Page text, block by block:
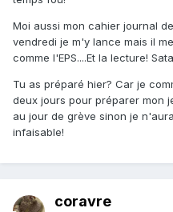
Moi aussi mon cahier journal
vendredi je m'y lance mais il
comme l'EPS....Et la lecture!
Tu as préparé hier? Car je
deux jours pour préparer mon
au jour de grève sinon je
infaisable!
coravre